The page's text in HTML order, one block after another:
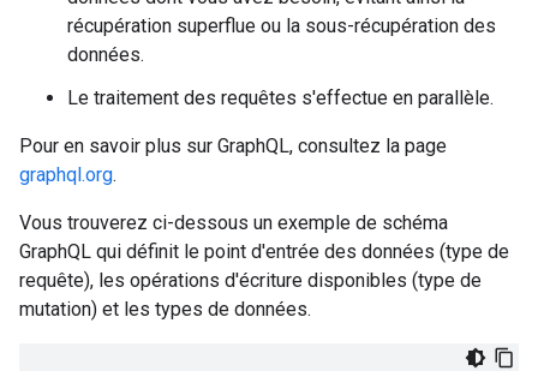
récupération superflue ou la sous-récupération des
données.
Le traitement des requêtes s'effectue en parallèle.
Pour en savoir plus sur GraphQL, consultez la page
graphql.org.
Vous trouverez ci-dessous un exemple de schéma
GraphQL qui définit le point d'entrée des données (type de
requête), les opérations d'écriture disponibles (type de
mutation) et les types de données.